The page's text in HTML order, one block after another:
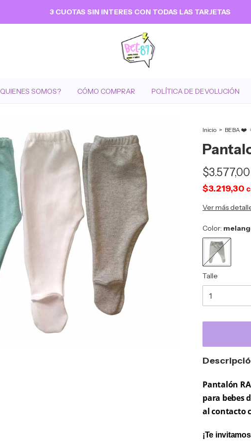
3 CUOTAS SIN INTERES CON TODAS LAS TARJETAS
QUIENES SOMOS? CÓMO COMPRAR POLÍTICA DE DEVOLUCIÓN
Inicio > BEBA ❤️
$3.577,00
$3.219,30
Ver más
Color:
Talle
Pantalón
para bebes
al contacto
¡Te